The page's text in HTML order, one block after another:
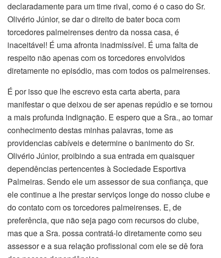
declaradamente para um time rival, como é o caso do Sr.
Olivério Júnior, se dar o direito de bater boca com
torcedores palmeirenses dentro da nossa casa, é
inaceitável! É uma afronta inadmissível. É uma falta de
respeito não apenas com os torcedores envolvidos
diretamente no episódio, mas com todos os palmeirenses.
É por isso que lhe escrevo esta carta aberta, para
manifestar o que deixou de ser apenas repúdio e se tornou
a mais profunda indignação. E espero que a Sra., ao tomar
conhecimento destas minhas palavras, tome as
providencias cabíveis e determine o banimento do Sr.
Olivério Júnior, proibindo a sua entrada em quaisquer
dependências pertencentes à Sociedade Esportiva
Palmeiras. Sendo ele um assessor de sua confiança, que
ele continue a lhe prestar serviços longe do nosso clube e
do contato com os torcedores palmeirenses. E, de
preferência, que não seja pago com recursos do clube,
mas que a Sra. possa contratá-lo diretamente como seu
assessor e a sua relação profissional com ele se dê fora